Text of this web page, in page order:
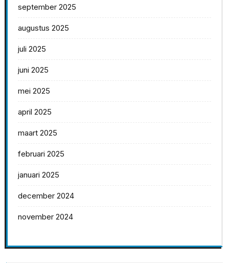
september 2025
augustus 2025
juli 2025
juni 2025
mei 2025
april 2025
maart 2025
februari 2025
januari 2025
december 2024
november 2024